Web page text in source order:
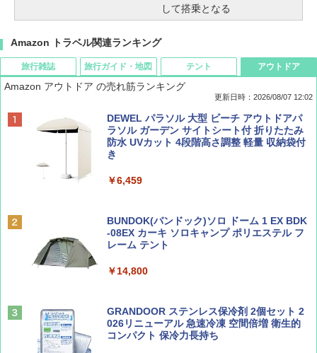
して搭乗となる
Amazon トラベル関連ランキング
旅行雑誌
ディズニーファン ２０２６年 ９月号 [雑
誌] (ＤＩＳＮＥＹ ＦＡＮ)
￥713
SOTO ミニマル"旅"財布 ランダム2種】
￥1,500
￥1,540
旅行ガイド・地図
D40 地球の歩き方 チェンマイ タイ北部の魅
力的な町 2026～2027 地球の歩き方D アジア
￥2,079
球の歩き方A ヨーロッパ
￥2,479
￥2,695
テント
[キャンパーズコレクション 山善] ポップアッ
プテント 傘みたいに広げて畳める パッとサ
ッとサンシェード キューブ フルクローズ メ
ッシュ 簡単設置 ワンタッチテント キャンプ
PYKES PEAK (パイクスピーク) 着替えテン
ト プライバシー テント 【中が透けない】 1
ーチ ピクニック ポップアップテント 携帯 簡
￥4,980
アウトドア
Amazon アウトドア の売れ筋ランキング
更新日時：2026/08/07 12:02
DEWEL パラソル 大型 ビーチ アウトドアパ
ラソル ガーデン サイトシート付 折りたたみ
防水 UVカット 4段階高さ調整 軽量 収納袋付
き
￥6,459
BUNDOK(バンドック)ソロ ドーム 1 EX BDK
-08EX カーキ ソロキャンプ ポリエステル フ
レーム テント
￥14,800
GRANDOOR ステンレス保冷剤 2個セット 2
026リニューアル 急速冷凍 空間倍増 衛生的
コンパクト 保冷力長持ち